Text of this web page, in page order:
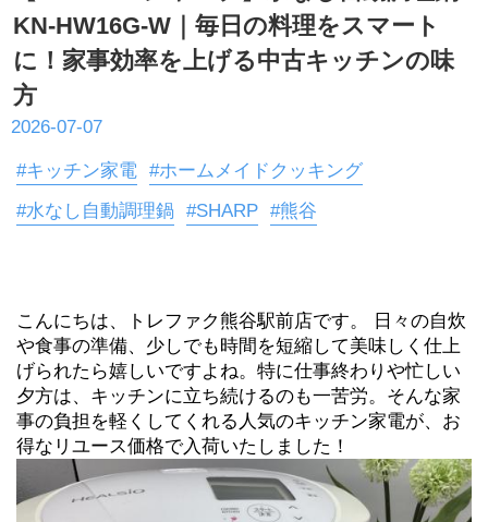
KN-HW16G-W｜毎日の料理をスマート
に！家事効率を上げる中古キッチンの味
方
2026-07-07
#キッチン家電
#ホームメイドクッキング
#水なし自動調理鍋
#SHARP #熊谷
こんにちは、トレファク熊谷駅前店です。 日々の自炊
や食事の準備、少しでも時間を短縮して美味しく仕上
げられたら嬉しいですよね。特に仕事終わりや忙しい
夕方は、キッチンに立ち続けるのも一苦労。そんな家
事の負担を軽くしてくれる人気のキッチン家電が、お
得なリユース価格で入荷いたしました！